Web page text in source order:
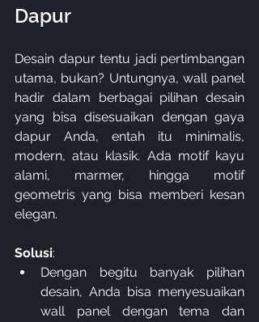
Dapur
Desain dapur tentu jadi pertimbangan
utama, bukan? Untungnya, wall panel
hadir dalam berbagai pilihan desain
yang bisa disesuaikan dengan gaya
dapur Anda, entah itu minimalis,
modern, atau klasik. Ada motif kayu
alami, marmer, hingga motif
geometris yang bisa memberi kesan
elegan.
Solusi:
Dengan begitu banyak pilihan
desain, Anda bisa menyesuaikan
wall panel dengan tema dan